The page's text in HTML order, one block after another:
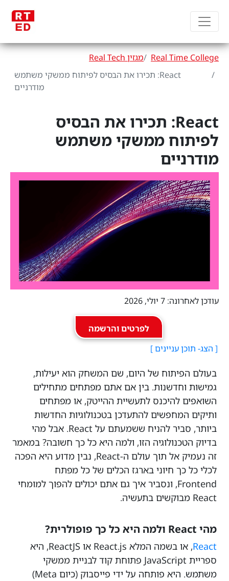
Real Time College
מגזין Real Tech
React: תכירו את הבסיס לפיתוח ממשקי משתמש
מודרניים
React: תכירו את הבסיס
לפיתוח ממשקי משתמש
מודרניים
עודכן לאחרונה: 7 יולי, 2026
לפרטים והרשמה
בעולם הפיתוח של היום, שם המשחק הוא יעילות,
גמישות וחדשנות. בין אם אתם מפתחים מתחילים
השואפים להיכנס לתעשיית ההייטק, או מפתחים
ותיקים המחפשים להתעדכן בטכנולוגיות החדשות
ביותר, סביר להניח ששמעתם על React. אבל מהי
בדיוק הטכנולוגיה הזו, ולמה היא כל כך חשובה? במאמר
זה נעמיק אל תוך עולם ה-React, נבין מדוע היא הפכה
לכלי כל כך חיוני בארגז הכלים של כל מפתח
Frontend, ונסביר איך גם אתם יכולים להפוך למומחי
React מבוקשים בתעשיה.
מהי React ולמה היא כל כך פופולרית?
React
, או בשמה המלא React.js או ReactJS, היא
ספריית JavaScript פתוחת קוד לבניית ממשקי
משתמש. היא פותחה על ידי פייסבוק (כיום Meta)